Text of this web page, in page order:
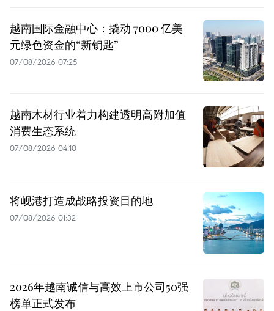
越南国际金融中心：撬动 7000 亿美
元绿色资金的“新钥匙”
07/08/2026 07:25
越南木材行业着力构建透明高附加值
消费生态系统
07/08/2026 04:10
将岘港打造成战略投资目的地
07/08/2026 01:32
2026年越南诚信与高效上市公司50强
榜单正式发布